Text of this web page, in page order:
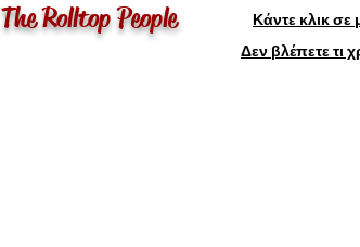
The Rolltop People
Κάντε κλικ
Δεν βλέπετε τι